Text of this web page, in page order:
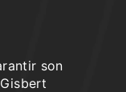
son